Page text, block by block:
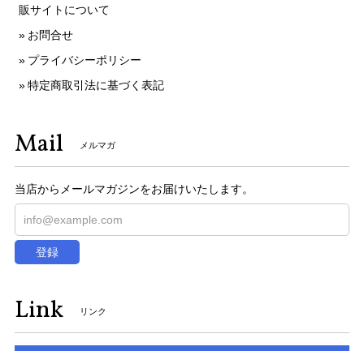
販サイトについて
お問合せ
プライバシーポリシー
特定商取引法に基づく表記
Mail メルマガ
当店からメールマガジンをお届けいたします。
登録
Link リンク